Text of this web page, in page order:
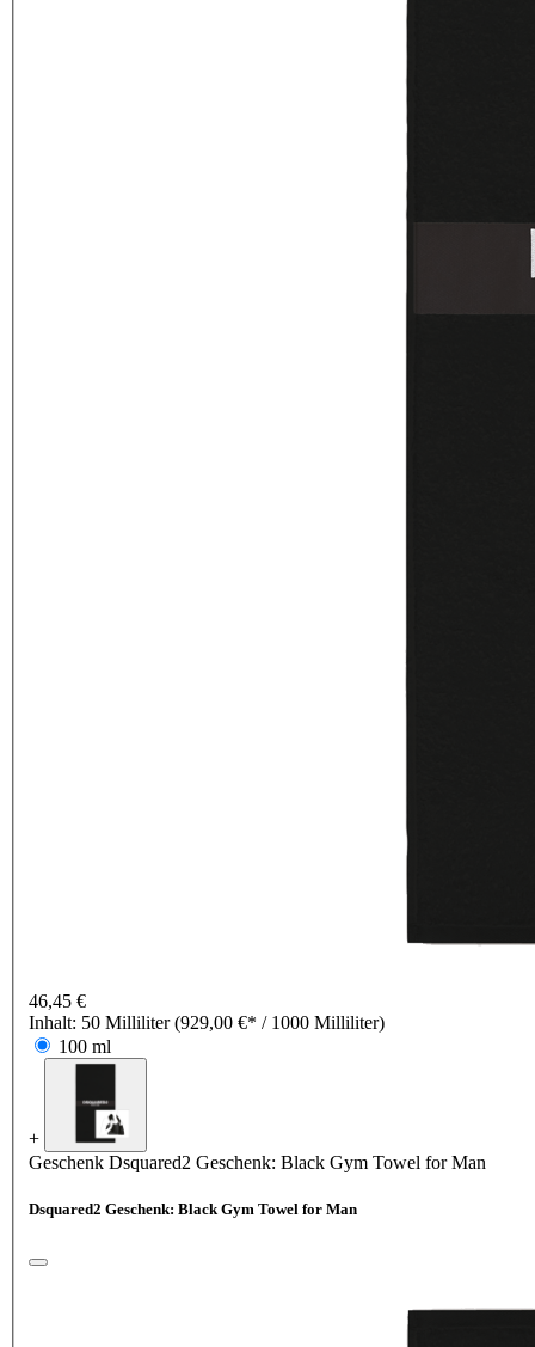
46,45 €
Inhalt: 50 Milliliter(929,00 €* / 1000 Milliliter)
100 ml
+
Geschenk Dsquared2 Geschenk: Black Gym Towel for Man
Dsquared2 Geschenk: Black Gym Towel for Man